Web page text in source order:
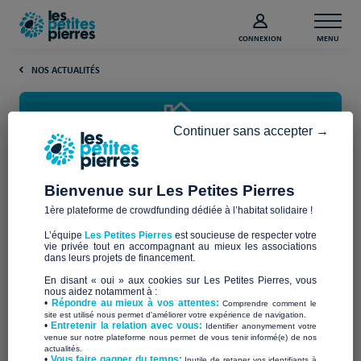
CONNEXION MENU
NOS ACTUALITÉS
Journée Mondiale de l’Habitat
Un logement pour tous
Un logement pour tous : amélioration
de l’environnement urbain
Bienvenue sur Les Petites Pierres
1ère plateforme de crowdfunding dédiée à l’habitat solidaire !
L’équipe Les Petites Pierres est soucieuse de respecter votre
vie privée tout en accompagnant au mieux les associations
dans leurs projets de financement.
En disant « oui » aux cookies sur Les Petites Pierres, vous
nous aidez notamment à :
• Répondre au mieux à vos attentes:Comprendre comment le
site est utilisé nous permet d'améliorer votre expérience de navigation.
•Entretenir la relation avec vous: Identifier anonymement votre
venue sur notre plateforme nous permet de vous tenir informé(e) de nos
actualités.
Continuer sans accepter →